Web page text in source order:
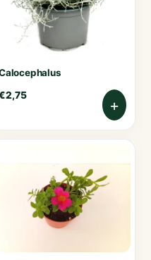
2,75
+